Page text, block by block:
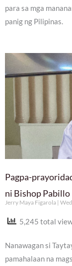
para sa mga
panig ng Pilipinas.
Pagpa-
ni Bishop Pabillo
Jerry Maya Figarola
5,245 total
Nanawagan si
pamahalaan na